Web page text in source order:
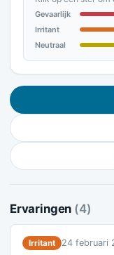
Gevaarlijk
Irritant
Neutraal
Ervaringen (4)
Irritant 24 februari